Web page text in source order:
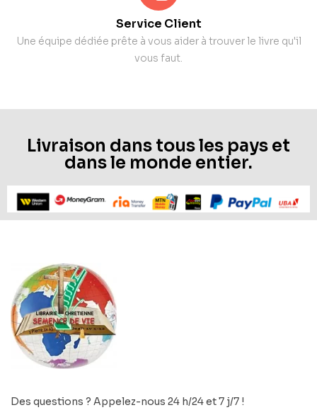
Service Client
Une équipe dédiée prête à vous aider à trouver le livre qu'il
vous faut.
Livraison dans tous les pays et
dans le monde entier.
Des questions ? Appelez-nous 24 h/24 et 7 j/7 !